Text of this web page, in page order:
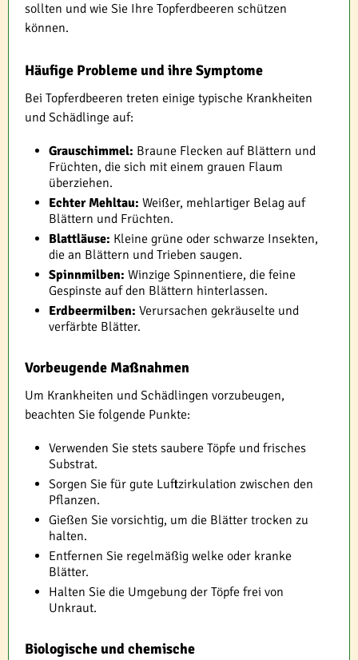
sollten und wie Sie Ihre Topferdbeeren schützen
können.
Häufige Probleme und ihre Symptome
Bei Topferdbeeren treten einige typische Krankheiten
und Schädlinge auf:
Grauschimmel: Braune Flecken auf Blättern und
Früchten, die sich mit einem grauen Flaum
überziehen.
Echter Mehltau: Weißer, mehlartiger Belag auf
Blättern und Früchten.
Blattläuse: Kleine grüne oder schwarze Insekten,
die an Blättern und Trieben saugen.
Spinnmilben: Winzige Spinnentiere, die feine
Gespinste auf den Blättern hinterlassen.
Erdbeermilben: Verursachen gekräuselte und
verfärbte Blätter.
Vorbeugende Maßnahmen
Um Krankheiten und Schädlingen vorzubeugen,
beachten Sie folgende Punkte:
Verwenden Sie stets saubere Töpfe und frisches
Substrat.
Sorgen Sie für gute Luftzirkulation zwischen den
Pflanzen.
Gießen Sie vorsichtig, um die Blätter trocken zu
halten.
Entfernen Sie regelmäßig welke oder kranke
Blätter.
Halten Sie die Umgebung der Töpfe frei von
Unkraut.
Biologische und chemische